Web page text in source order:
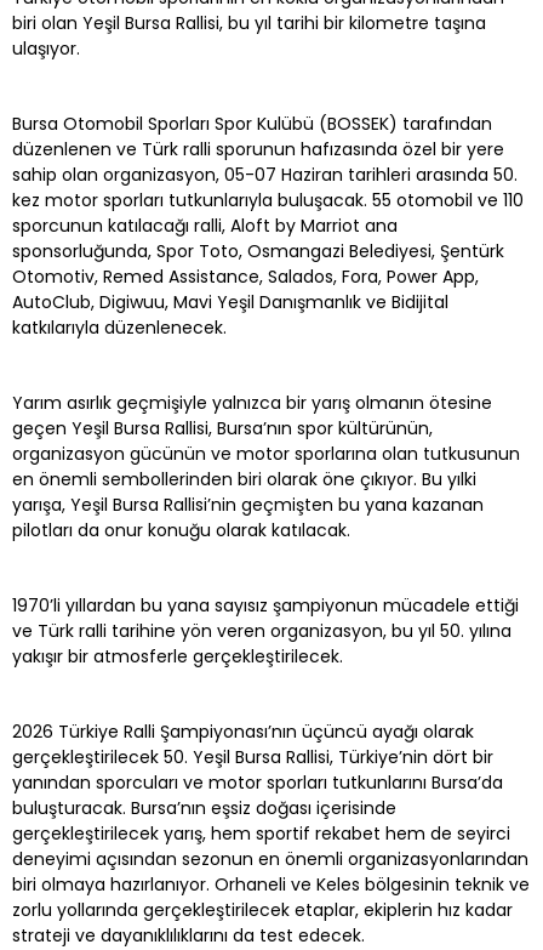
biri olan Yeşil Bursa Rallisi, bu yıl tarihi bir kilometre taşına
ulaşıyor.
Bursa Otomobil Sporları Spor Kulübü (BOSSEK) tarafından
düzenlenen ve Türk ralli sporunun hafızasında özel bir yere
sahip olan organizasyon, 05-07 Haziran tarihleri arasında 50.
kez motor sporları tutkunlarıyla buluşacak. 55 otomobil ve 110
sporcunun katılacağı ralli, Aloft by Marriot ana
sponsorluğunda, Spor Toto, Osmangazi Belediyesi, Şentürk
Otomotiv, Remed Assistance, Salados, Fora, Power App,
AutoClub, Digiwuu, Mavi Yeşil Danışmanlık ve Bidijital
katkılarıyla düzenlenecek.
Yarım asırlık geçmişiyle yalnızca bir yarış olmanın ötesine
geçen Yeşil Bursa Rallisi, Bursa’nın spor kültürünün,
organizasyon gücünün ve motor sporlarına olan tutkusunun
en önemli sembollerinden biri olarak öne çıkıyor. Bu yılki
yarışa, Yeşil Bursa Rallisi’nin geçmişten bu yana kazanan
pilotları da onur konuğu olarak katılacak.
1970’li yıllardan bu yana sayısız şampiyonun mücadele ettiği
ve Türk ralli tarihine yön veren organizasyon, bu yıl 50. yılına
yakışır bir atmosferle gerçekleştirilecek.
2026 Türkiye Ralli Şampiyonası’nın üçüncü ayağı olarak
gerçekleştirilecek 50. Yeşil Bursa Rallisi, Türkiye’nin dört bir
yanından sporcuları ve motor sporları tutkunlarını Bursa’da
buluşturacak. Bursa’nın eşsiz doğası içerisinde
gerçekleştirilecek yarış, hem sportif rekabet hem de seyirci
deneyimi açısından sezonun en önemli organizasyonlarından
biri olmaya hazırlanıyor. Orhaneli ve Keles bölgesinin teknik ve
zorlu yollarında gerçekleştirilecek etaplar, ekiplerin hız kadar
strateji ve dayanıklılıklarını da test edecek.